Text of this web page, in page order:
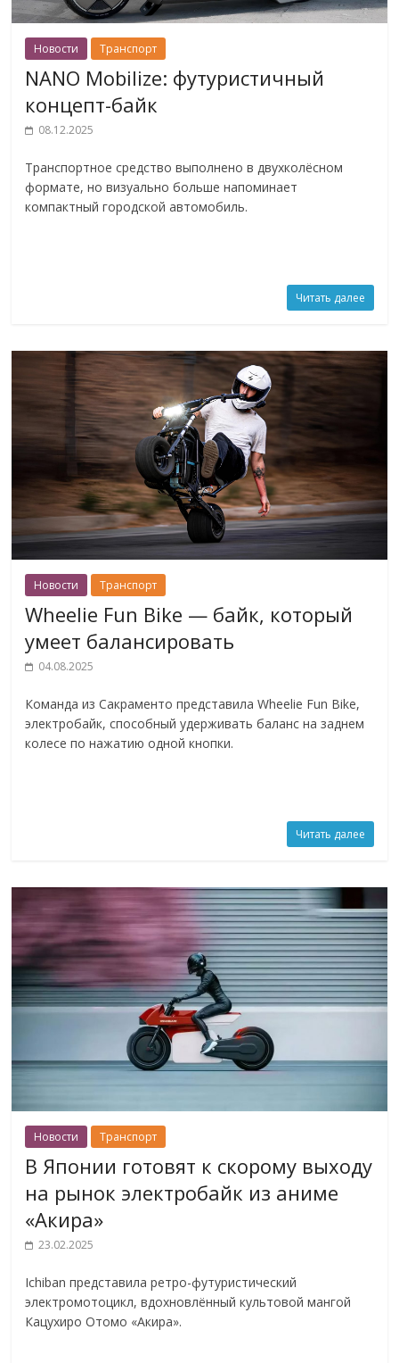
Новости Транспорт
NANO Mobilize: футуристичный
концепт-байк
08.12.2025
Транспортное средство выполнено в двухколёсном
формате, но визуально больше напоминает
компактный городской автомобиль.
Читать далее
Новости Транспорт
Wheelie Fun Bike — байк, который
умеет балансировать
04.08.2025
Команда из Сакраменто представила Wheelie Fun Bike,
электробайк, способный удерживать баланс на заднем
колесе по нажатию одной кнопки.
Читать далее
Новости Транспорт
В Японии готовят к скорому выходу
на рынок электробайк из аниме
«Акира»
23.02.2025
Ichiban представила ретро-футуристический
электромотоцикл, вдохновлённый культовой мангой
Кацухиро Отомо «Акира».